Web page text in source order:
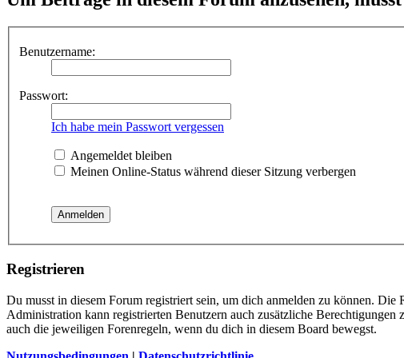
Benutzername:
Passwort:
Ich habe mein Passwort vergessen
Angemeldet bleiben
Meinen Online-Status während dieser Sitzung verbergen
Registrieren
Du musst in diesem Forum registriert sein, um dich anmelden zu können.
Administration kann registrierten Benutzern auch zusätzliche
auch die jeweiligen Forenregeln, wenn du dich in diesem Board bewegst.